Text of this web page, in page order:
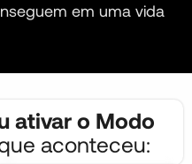
em uma vida
ativar o Modo
aconteceu: